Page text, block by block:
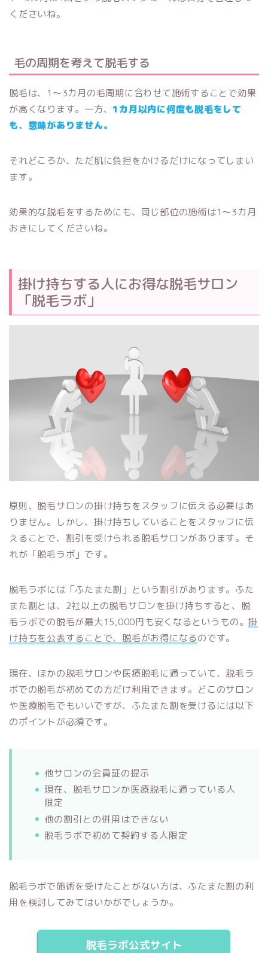
くださいね。
毛の周期を考えて脱毛する
脱毛は、1〜3カ月の毛周期に合わせて施術することで効果
が高くなります。一方、 1カ月以内に何度も脱毛をして
も、意味がありません。
それどころか、ただ肌に負担をかけるだけになってしまい
ます。
効果的な脱毛をするためにも、同じ部位の施術は1〜3カ月
おきにしてくださいね。
掛け持ちする人にお得な脱毛サロン
「脱毛ラボ」
原則、脱毛サロンの掛け持ちをスタッフに伝える必要はあ
りません。しかし、掛け持ちしていることをスタッフに伝
えることで、割引を受けられる脱毛サロンがあります。そ
れが「脱毛ラボ」です。
脱毛ラボには「ふたまた割」という割引があります。ふた
また割とは、2社以上の脱毛サロンを掛け持ちすると、脱
毛ラボでの脱毛が最大15,000円も安くなるというもの。掛
け持ちを公表することで、脱毛がお得になるのです。
現在、ほかの脱毛サロンや医療脱毛に通っていて、脱毛ラ
ボでの脱毛が初めての方だけ利用できます。どこのサロン
や医療脱毛でもいいですが、ふたまた割を受けるには以下
のポイントが必須です。
他サロンの会員証の提示
現在、脱毛サロンか医療脱毛に通っている人
限定
他の割引との併用はできない
脱毛ラボで初めて契約する人限定
脱毛ラボで施術を受けたことがない方は、ふたまた割の利
用を検討してみてはいかがでしょうか。
脱毛ラボ公式サイト